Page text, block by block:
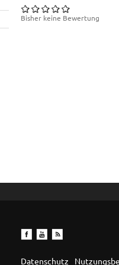
Bisher keine Bewertung
Datenschutz